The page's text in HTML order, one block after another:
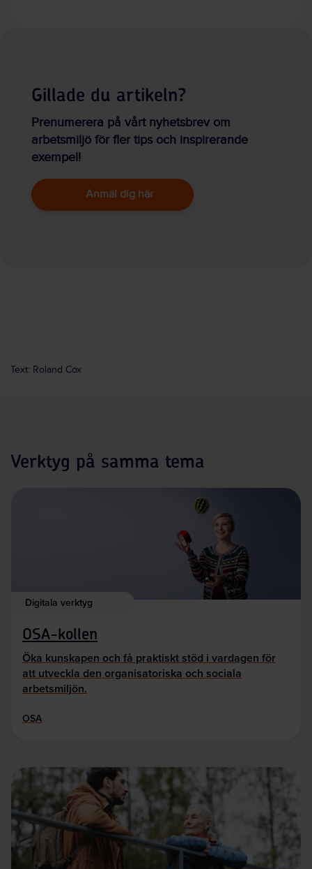
Gillade du artikeln?
Prenumerera på vårt nyhetsbrev om
arbetsmiljö för fler tips och inspirerande
exempel!
Anmäl dig här
Text: Roland Cox
Verktyg på samma tema
Digitala verktyg
OSA-kollen
Öka kunskapen och få praktiskt stöd i vardagen för
att utveckla den organisatoriska och sociala
arbetsmiljön.
OSA